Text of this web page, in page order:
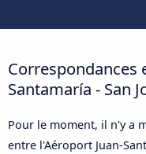
Correspondances
Santamaría - San
Pour le moment, il n'y a
entre l'Aéroport Juan-